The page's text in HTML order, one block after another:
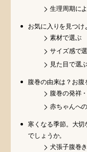
生理周期に
お気に入りを見つ
素材で選ぶ
サイズ感で
見た目で選ぶ
腹巻の由来は？お腹
腹巻の発祥
赤ちゃんへ
寒くなる季節。大
でしょうか。
犬張子腹巻き